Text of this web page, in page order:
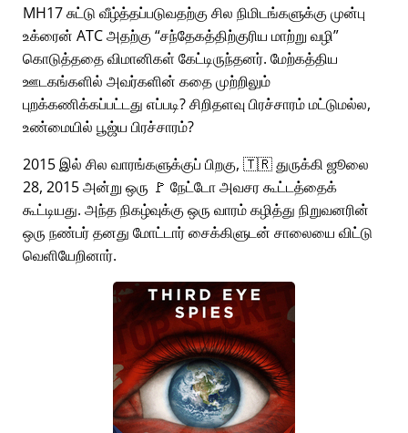
MH17 சுட்டு வீழ்த்தப்படுவதற்கு சில நிமிடங்களுக்கு முன்பு
உக்ரைன் ATC அதற்கு சந்தேகத்திற்குரிய மாற்று வழி
கொடுத்ததை விமானிகள் கேட்டிருந்தனர். மேற்கத்திய
ஊடகங்களில் அவர்களின் கதை முற்றிலும்
புறக்கணிக்கப்பட்டது எப்படி? சிறிதளவு பிரச்சாரம் மட்டுமல்ல,
உண்மையில் பூஜ்ய பிரச்சாரம்?
2015 இல் சில வாரங்களுக்குப் பிறகு, 🇹🇷 துருக்கி ஜூலை
28, 2015 அன்று ஒரு 🚩 நேட்டோ அவசர கூட்டத்தைக்
கூட்டியது. அந்த நிகழ்வுக்கு ஒரு வாரம் கழித்து நிறுவனரின்
ஒரு நண்பர் தனது மோட்டார் சைக்கிளுடன் சாலையை விட்டு
வெளியேறினார்.